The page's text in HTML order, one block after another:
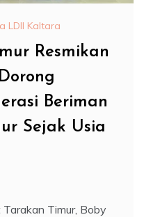
LDII Kaltara
Resmikan
Beriman
Sejak Usia
Timur, Boby